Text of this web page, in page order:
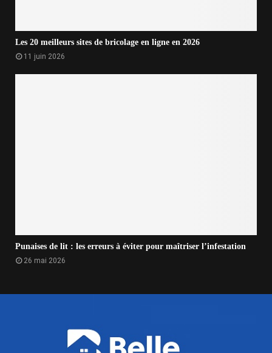
Les 20 meilleurs sites de bricolage en ligne en 2026
11 juin 2026
Punaises de lit : les erreurs à éviter pour maîtriser l’infestation
26 mai 2026